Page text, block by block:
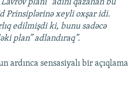
planı” adını qazanan bu
Prinsiplərinə xeyli oxşar idi.
edilmişdi ki, bunu sadəcə
plan” adlandıraq”.
ardınca sensasiyalı bir açıqlama